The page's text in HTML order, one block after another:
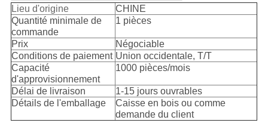
Lieu d'origine
CHINE
Quantité minimale de
commande
1 pièces
Prix
Négociable
Conditions de paiement Union occidentale, T/T
Capacité
d'approvisionnement
1000 pièces/mois
Délai de livraison
1-15 jours ouvrables
Détails de l'emballage
Caisse en bois ou comme
demande du client